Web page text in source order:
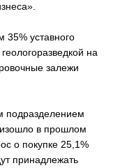
35% уставного
на
залежи
подразделением
в прошлом
о покупке 25,1%
принадлежать